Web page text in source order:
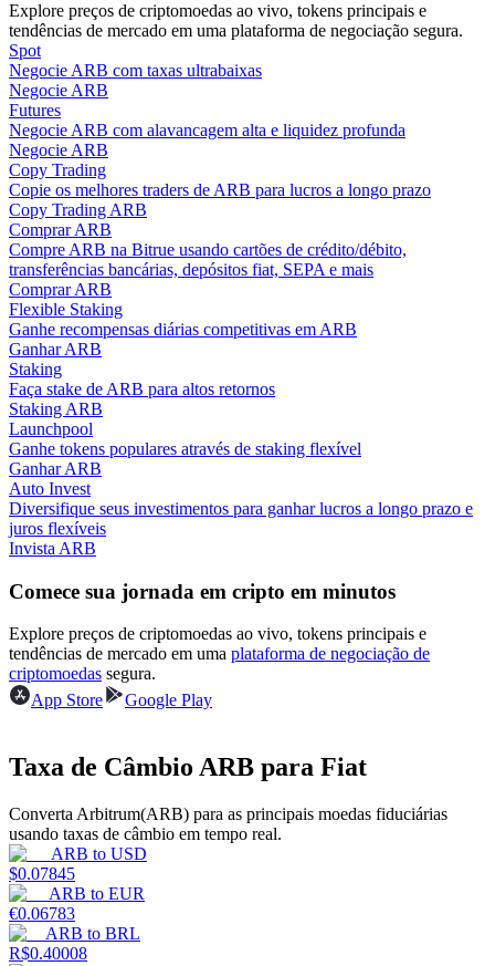
Estratégias de negociação
Aprenda como se manter lucrativo
Ganhar
Porquinho poderoso
Ganhe recompensas competitivas diariamente
Estacamento
Altos retornos e acesso instantâneo
Explore preços de criptomoedas ao vivo, tokens principais e
tendências de mercado em uma plataforma de negociação segura.
Spot
Negocie ARB com taxas ultrabaixas
Negocie ARB
Futures
Negocie ARB com alavancagem alta e liquidez profunda
Negocie ARB
Copy Trading
Copie os melhores traders de ARB para lucros a longo prazo
Copy Trading ARB
Comprar ARB
Compre ARB na Bitrue usando cartões de crédito/débito,
transferências bancárias, depósitos fiat, SEPA e mais
Comprar ARB
Flexible Staking
Ganhe recompensas diárias competitivas em ARB
Ganhar ARB
Staking
Faça stake de ARB para altos retornos
Staking ARB
Launchpool
Ganhe tokens populares através de staking flexível
Ganhar ARB
Auto Invest
Diversifique seus investimentos para ganhar lucros a longo prazo e
juros flexíveis
Invista ARB
Comece sua jornada em cripto em minutos
Explore preços de criptomoedas ao vivo, tokens principais e
tendências de mercado em uma plataforma de negociação de
criptomoedas segura.
App Store
Google Play
Taxa de Câmbio ARB para Fiat
Converta Arbitrum(ARB) para as principais moedas fiduciárias
usando taxas de câmbio em tempo real.
ARB to USD
$0.07845
ARB to EUR
€0.06783
ARB to BRL
R$0.40008